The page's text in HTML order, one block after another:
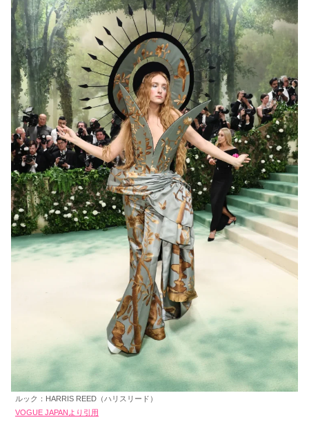
ルック：HARRIS REED（ハリスリード）
VOGUE JAPANより引用